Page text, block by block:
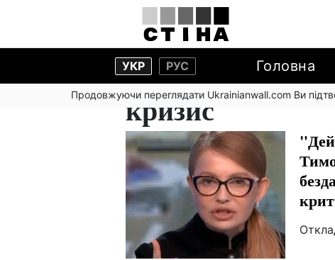
УКР РУС Головна
Продовжуючи переглядати Ukrainianwall.com Ви
кризис